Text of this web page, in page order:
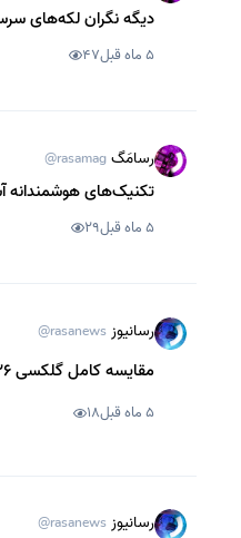
دیگه نگران لکه‌های
5 ماه قبل 47
رسامَگ @rasamag
تکنیک‌های هوشمندانه
5 ماه قبل 29
رسانیوز @rasanews
مقایسه کامل گلکسی S26 با S25؛ سامسونگ چه تغییراتی ایجاد کرده است؟
5 ماه قبل 18
رسانیوز @rasanews